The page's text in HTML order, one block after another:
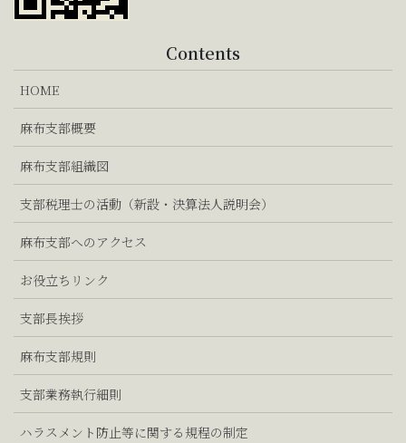
Contents
HOME
麻布支部概要
麻布支部組織図
支部税理士の活動（新設・決算法人説明会）
麻布支部へのアクセス
お役立ちリンク
支部長挨拶
麻布支部規則
支部業務執行細則
ハラスメント防止等に関する規程の制定